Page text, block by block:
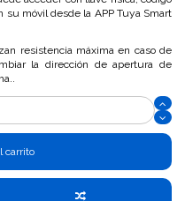
móvil desde la APP Tuya Smart
resistencia máxima en caso de
la dirección de apertura de
carrito